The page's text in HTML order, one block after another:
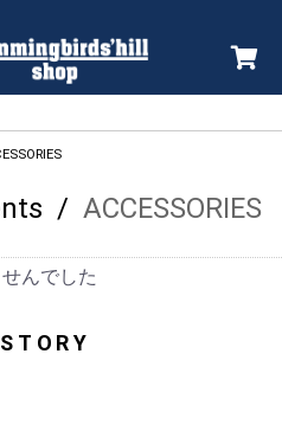
/ ACCESSORIES
んでした